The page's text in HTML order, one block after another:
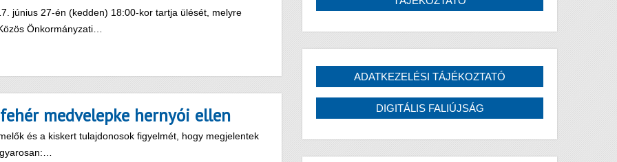
június 27-én (kedden) 18:00-kor tartja ülését, melyre
Önkormányzati…
medvelepke hernyói ellen
és a kiskert tulajdonosok figyelmét, hogy megjelentek